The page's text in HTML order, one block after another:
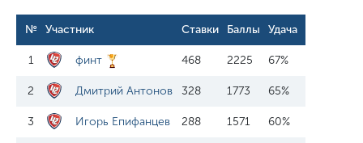
№ Участник Ставки Баллы Удача
1 финт 468 2225 67%
2 Дмитрий Антонов 328 1773 65%
3 Игорь Епифанцев 288 1571 60%